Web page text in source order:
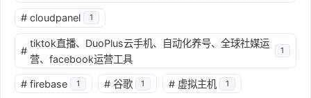
# cloudpanel 1
#
tiktok直播、DuoPlus云手机、自动化养号、全球社媒运
营、facebook运营工具
1
# firebase 1 # 谷歌 1 # 虚拟主机 1